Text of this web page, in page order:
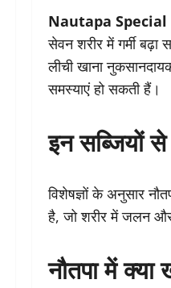
Nautapa
सेवन शरीर में गर्मी
लीची खाना
समस्याएं हो सकती हैं।
इन सब्जियों
विशेषज्ञों के अनुसार
है, जो शरीर में जलन और
नौतपा में क्या